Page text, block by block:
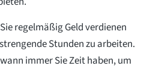
regelmäßig Geld verdienen
Stunden zu arbeiten.
immer Sie Zeit haben, um